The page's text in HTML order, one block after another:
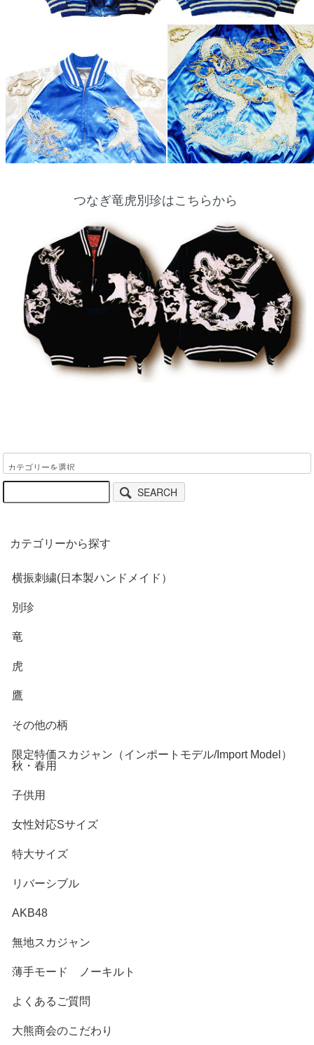
つなぎ竜虎別珍はこちらから
SEARCH
カテゴリーから探す
横振刺繍(日本製ハンドメイド）
別珍
竜
虎
鷹
その他の柄
限定特価スカジャン（インポートモデル/Import Model）
秋・春用
子供用
女性対応Sサイズ
特大サイズ
リバーシブル
AKB48
無地スカジャン
薄手モード ノーキルト
よくあるご質問
大熊商会のこだわり